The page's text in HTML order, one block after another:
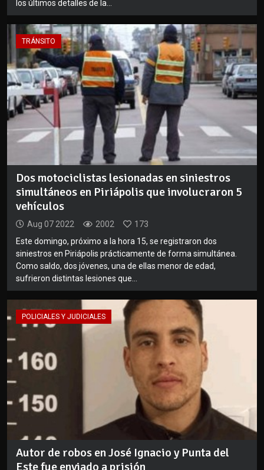
los últimos detalles de la...
TRÁNSITO
Dos motociclistas lesionadas en siniestros
simultáneos en Piriápolis que involucraron 5
vehículos
Aug 07 2022 2002
173
Este domingo, próximo a la hora 15, se registraron dos
siniestros en Piriápolis prácticamente de forma simultánea.
Como saldo, dos jóvenes, una de ellas menor de edad,
sufrieron distintas lesiones que...
POLICIALES Y JUDICIALES
Autor de robos en José Ignacio y Punta del
Este fue enviado a prisión